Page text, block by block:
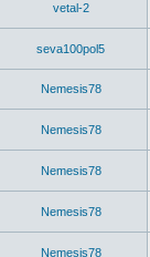
vetal-2
seva100pol5
Nemesis78
Nemesis78
Nemesis78
Nemesis78
Nemesis78